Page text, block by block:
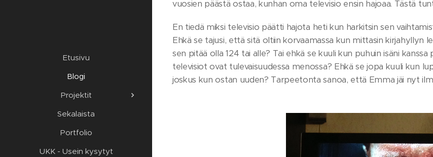
Etusivu
Blogi
Projektit
Sekalaista
Portfolio
UKK - Usein kysytyt
vuosien päästä ostaa, kunhan oma televisio ensin hajoaa. Tästä
En tiedä miksi televisio päätti hajota heti kun harkitsin sen
Ehkä se tajusi, että sitä oltiin korvaamassa kun mittasin kirjahyllyn
sen pitää olla 124 tai alle? Tai ehkä se kuuli kun puhuin isäni
televisiot ovat tulevaisuudessa menossa? Ehkä se jopa kuuli kun
joskus kun ostan uuden? Tarpeetonta sanoa, että Emma jäi nyt